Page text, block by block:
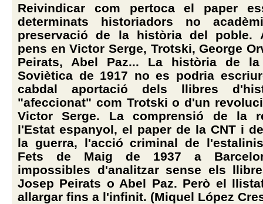
Reivindicar com pertoca el paper
determinats historiadors no
preservació de la història del poble.
pens en Victor Serge, Trotski, George
Peirats, Abel Paz... La història de la
Soviètica de 1917 no es podria
cabdal aportació dels llibres
"afeccionat" com Trotski o d'un
Victor Serge. La comprensió de la
l'Estat espanyol, el paper de la CNT i
la guerra, l'acció criminal de
Fets de Maig de 1937 a
impossibles d'analitzar sense els
Josep Peirats o Abel Paz. Però el
allargar fins a l'infinit. (Miquel López